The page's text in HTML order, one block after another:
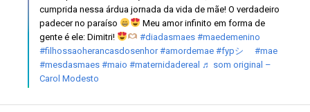
cumprida nessa árdua jornada da vida de mãe! O verdadeiro
padecer no paraíso
Meu amor infinito em forma de
gente é ele: Dimitri!
#diadasmaes #maedemenino
#filhossaoherancasdosenhor #amordemae #fypシ゚
#mae
#mesdasmaes #maio #maternidadereal ♬ som original –
Carol Modesto